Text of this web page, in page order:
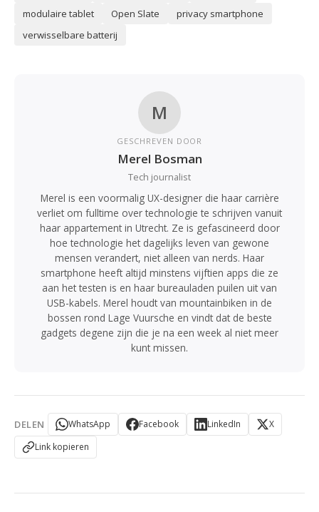
modulaire tablet
Open Slate
privacy smartphone
verwisselbare batterij
M
GESCHREVEN DOOR
Merel Bosman
Tech journalist
Merel is een voormalig UX-designer die haar carrière
verliet om fulltime over technologie te schrijven vanuit
haar appartement in Utrecht. Ze is gefascineerd door
hoe technologie het dagelijks leven van gewone
mensen verandert, niet alleen van nerds. Haar
smartphone heeft altijd minstens vijftien apps die ze
aan het testen is en haar bureauladen puilen uit van
USB-kabels. Merel houdt van mountainbiken in de
bossen rond Lage Vuursche en vindt dat de beste
gadgets degene zijn die je na een week al niet meer
kunt missen.
DELEN WhatsApp Facebook LinkedIn
X
Link kopieren